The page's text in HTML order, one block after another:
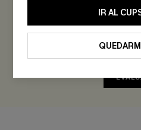
Sé el
IR AL